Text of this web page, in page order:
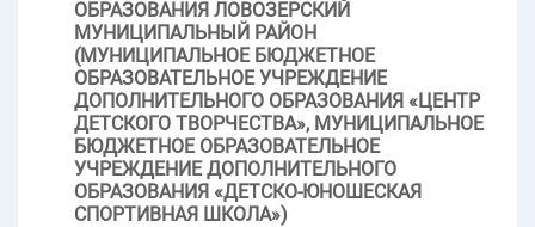
ОБРАЗОВАНИЯ ЛОВОЗЕРСКИЙ
МУНИЦИПАЛЬНЫЙ РАЙОН
(МУНИЦИПАЛЬНОЕ БЮДЖЕТНОЕ
ОБРАЗОВАТЕЛЬНОЕ УЧРЕЖДЕНИЕ
ДОПОЛНИТЕЛЬНОГО ОБРАЗОВАНИЯ «ЦЕНТР
ДЕТСКОГО ТВОРЧЕСТВА», МУНИЦИПАЛЬНОЕ
БЮДЖЕТНОЕ ОБРАЗОВАТЕЛЬНОЕ
УЧРЕЖДЕНИЕ ДОПОЛНИТЕЛЬНОГО
ОБРАЗОВАНИЯ «ДЕТСКО-ЮНОШЕСКАЯ
СПОРТИВНАЯ ШКОЛА»)